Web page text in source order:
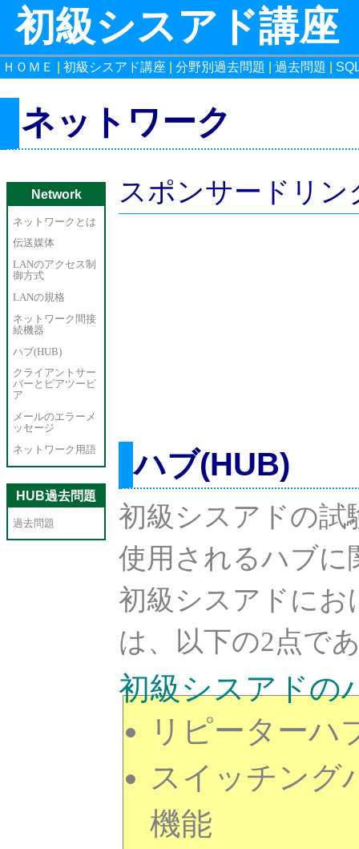
初級シスアド講座
ＨＯＭＥ 初級シスアド講座 分野別過去問題 過去問題
ネットワーク
Network
ネットワークとは
伝送媒体
LANのアクセス制
御方式
LANの規格
ネットワーク間接
続機器
ハブ(HUB)
クライアントサー
バーとピアツーピ
ア
メールのエラーメ
ッセージ
ネットワーク用語
HUB過去問題
過去問題
スポンサードリン
ハブ(HUB)
初級シスアドの試
使用されるハブに
初級シスアドに
は、以下の2点で
初級シスアドの
リピーターハ
スイッチング
機能